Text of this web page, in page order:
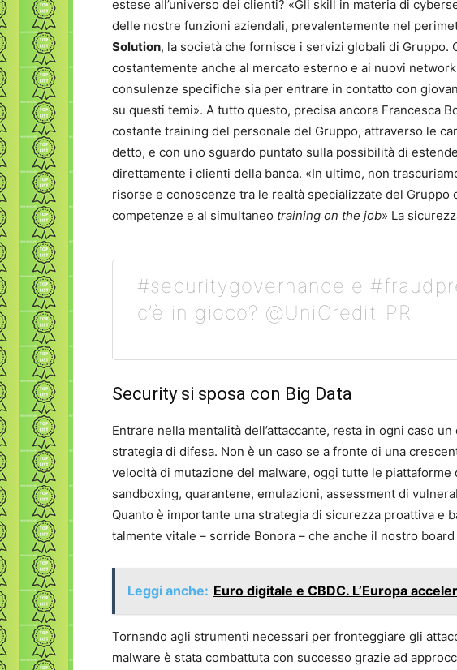
estese all’universo dei clienti? «Gli skill in materia di
delle nostre funzioni aziendali, prevalentemente nel
Solution, la società che fornisce i servizi globali di Gruppo.
costantemente anche al mercato esterno e ai nuovi
consulenze specifiche sia per entrare in contatto con
su questi temi». A tutto questo, precisa ancora Francesca
costante training del personale del Gruppo, attraverso le
detto, e con uno sguardo puntato sulla possibilità di
direttamente i clienti della banca. «In ultimo, non
risorse e conoscenze tra le realtà specializzate del Gruppo
competenze e al simultaneo training on the job» La
#securitygovernance e
c’è in gioco? @UniCredit_PR
Security si sposa con Big Data
Entrare nella mentalità dell’attaccante, resta in ogni caso
strategia di difesa. Non è un caso se a fronte di una
velocità di mutazione del malware, oggi tutte le piattaforme
sandboxing, quarantene, emulazioni, assessment di
Quanto è importante una strategia di sicurezza proattiva e
talmente vitale – sorride Bonora – che anche il nostro
Leggi anche: Euro digitale e CBDC. L’Europa
Tornando agli strumenti necessari per fronteggiare gli
malware è stata combattuta con successo grazie ad